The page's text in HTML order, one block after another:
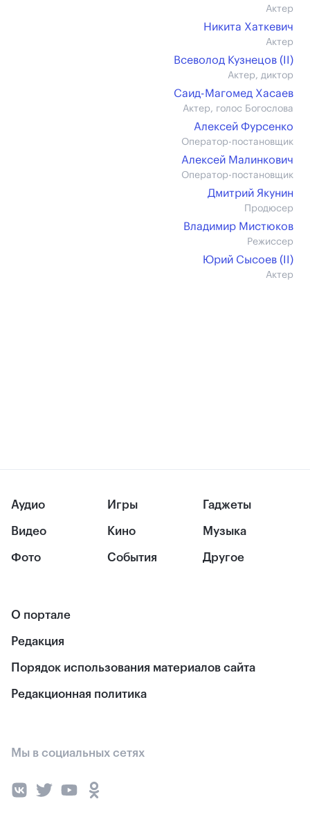
Актер
Никита Хаткевич
Актер
Всеволод Кузнецов (II)
Актер, диктор
Саид-Магомед Хасаев
Актер, голос Богослова
Алексей Фурсенко
Оператор-постановщик
Алексей Малинкович
Оператор-постановщик
Дмитрий Якунин
Продюсер
Владимир Мистюков
Режиссер
Юрий Сысоев (II)
Актер
Аудио
Видео
Фото
Игры
Кино
События
Гаджеты
Музыка
Другое
О портале
Редакция
Порядок использования материалов сайта
Редакционная политика
Мы в социальных сетях